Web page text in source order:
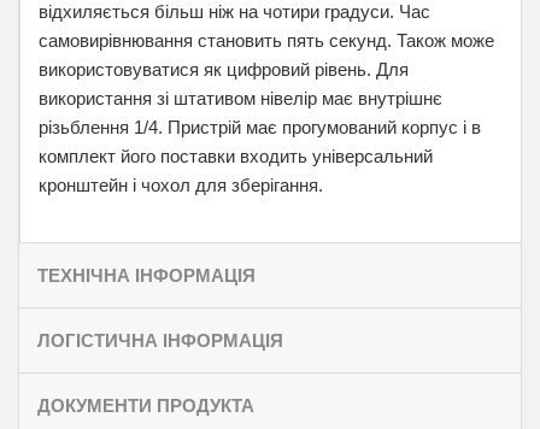
відхиляється більш ніж на чотири градуси. Час
самовирівнювання становить пять секунд. Також може
використовуватися як цифровий рівень. Для
використання зі штативом нівелір має внутрішнє
різьблення 1/4. Пристрій має прогумований корпус і в
комплект його поставки входить універсальний
кронштейн і чохол для зберігання.
ТЕХНІЧНА ІНФОРМАЦІЯ
ЛОГІСТИЧНА ІНФОРМАЦІЯ
ДОКУМЕНТИ ПРОДУКТА